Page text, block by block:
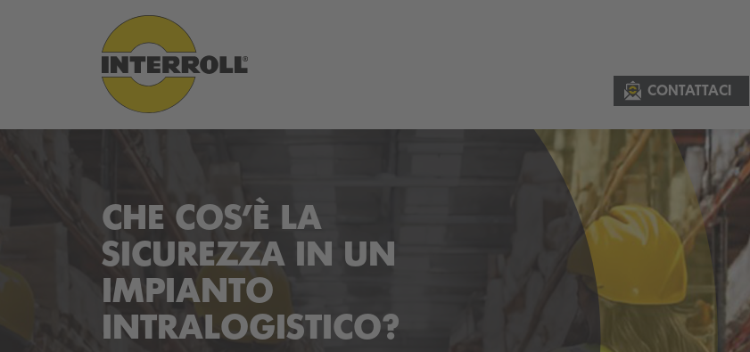
CONTATTACI
CHE COS’È LA
SICUREZZA IN UN
IMPIANTO
INTRALOGISTICO?